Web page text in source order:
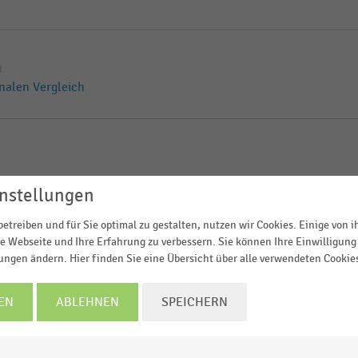
Vergleich
Lebensmitteleinzelhandel
(2019-2025)
und für Sie optimal zu gestalten, nutzen wir Cookies. Einige von
Webseite und Ihre Erfahrung zu verbessern. Sie können Ihre
ändern. Hier finden Sie eine Übersicht über alle verwendeten
ABLEHNEN SPEICHERN